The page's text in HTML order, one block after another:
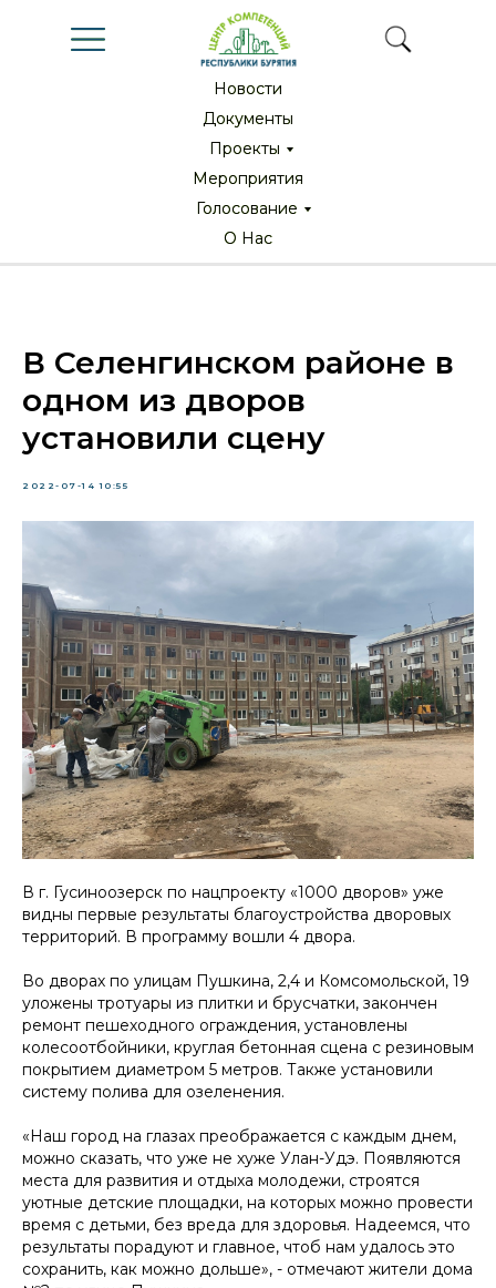
Новости
Новости
Документы
Документы
Мероприятия
Мероприятия
Проекты
Проекты
О Нас
О Нас
Голосование
Голосование
В Селенгинском районе в
одном из дворов
установили сцену
2022-07-14 10:55
В г. Гусиноозерск по нацпроекту «1000 дворов» уже
видны первые результаты благоустройства дворовых
территорий. В программу вошли 4 двора.
Во дворах по улицам Пушкина, 2,4 и Комсомольской, 19
уложены тротуары из плитки и брусчатки, закончен
ремонт пешеходного ограждения, установлены
колесоотбойники, круглая бетонная сцена с резиновым
покрытием диаметром 5 метров. Также установили
систему полива для озеленения.
«Наш город на глазах преображается с каждым днем,
можно сказать, что уже не хуже Улан-Удэ. Появляются
места для развития и отдыха молодежи, строятся
уютные детские площадки, на которых можно провести
время с детьми, без вреда для здоровья. Надеемся, что
результаты порадуют и главное, чтоб нам удалось это
сохранить, как можно дольше», - отмечают жители дома